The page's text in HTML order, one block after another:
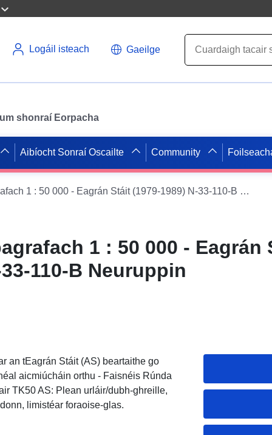
Logáil isteach Gaeilge
shonraí Eorpacha
Aibíocht Sonraí Oscailte Community
Léarscáil thopagrafach 1 : 50 000 - Eagrán Stáit (1979-1989) N-33-110-B Neuruppin
1 : 50 000 - Eagrán
110-B Neuruppin
an tEagrán Stáit (AS) beartaithe go
aicmiúcháin orthu - Faisnéis Rúnda
TK50 AS: Plean urláir/dubh-ghreille,
limistéar foraoise-glas.